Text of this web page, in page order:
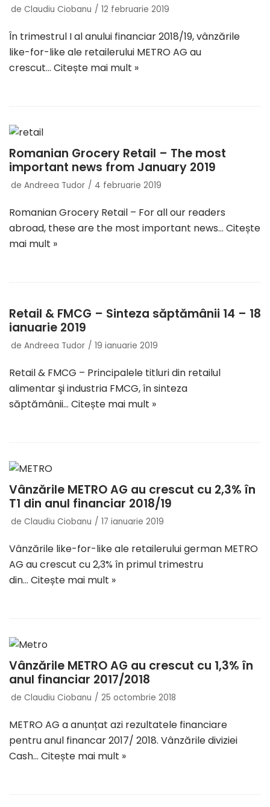
de Claudiu Ciobanu 12 februarie 2019
În trimestrul I al anului financiar 2018/19, vânzările
like-for-like ale retailerului METRO AG au
crescut… Citește mai mult »
Romanian Grocery Retail – The most
important news from January 2019
de Andreea Tudor 4 februarie 2019
Romanian Grocery Retail – For all our readers
abroad, these are the most important news… Citește
mai mult »
Retail & FMCG – Sinteza săptămânii 14 – 18
ianuarie 2019
de Andreea Tudor 19 ianuarie 2019
Retail & FMCG – Principalele titluri din retailul
alimentar şi industria FMCG, în sinteza
săptămânii… Citește mai mult »
Vânzările METRO AG au crescut cu 2,3% în
T1 din anul financiar 2018/19
de Claudiu Ciobanu 17 ianuarie 2019
Vânzările like-for-like ale retailerului german METRO
AG au crescut cu 2,3% în primul trimestru
din… Citește mai mult »
Vânzările METRO AG au crescut cu 1,3% în
anul financiar 2017/2018
de Claudiu Ciobanu 25 octombrie 2018
METRO AG a anunțat azi rezultatele financiare
pentru anul financar 2017/ 2018. Vânzările diviziei
Cash… Citește mai mult »